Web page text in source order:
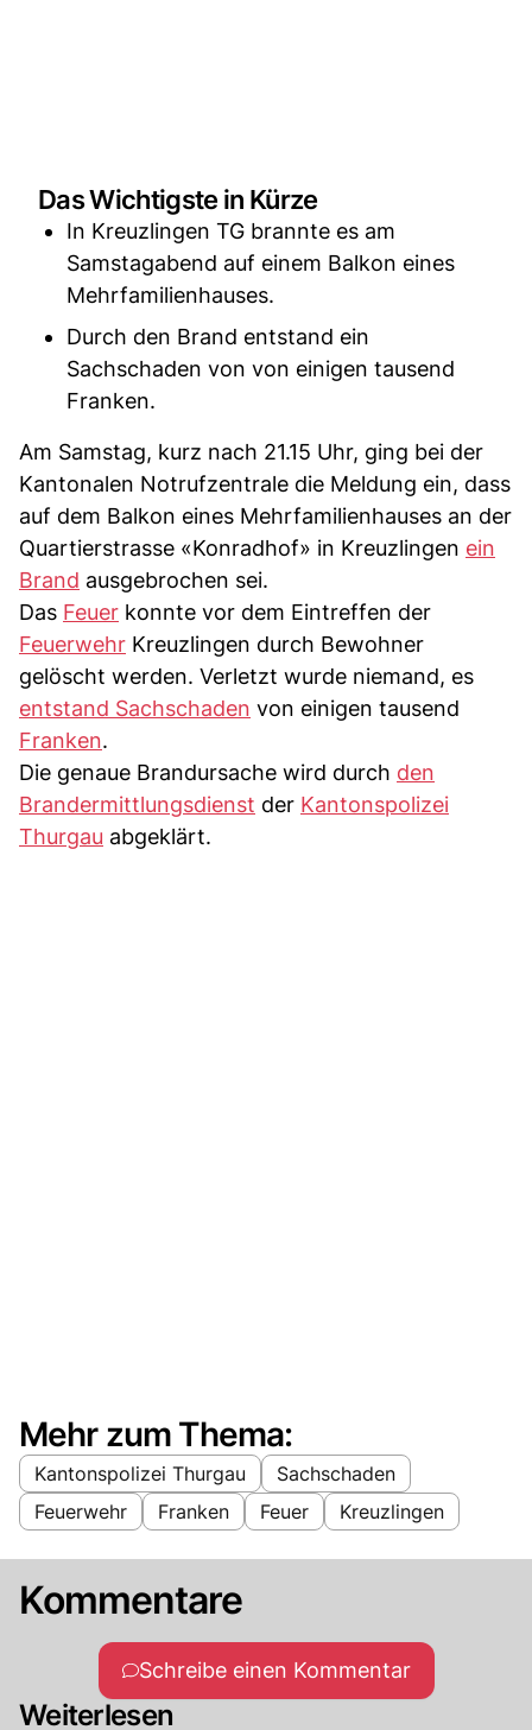
Das Wichtigste in Kürze
In Kreuzlingen TG brannte es am
Samstagabend auf einem Balkon eines
Mehrfamilienhauses.
Durch den Brand entstand ein
Sachschaden von von einigen tausend
Franken.
Am Samstag, kurz nach 21.15 Uhr, ging bei der
Kantonalen Notrufzentrale die Meldung ein, dass
auf dem Balkon eines Mehrfamilienhauses an der
Quartierstrasse «Konradhof» in Kreuzlingen ein
Brand ausgebrochen sei.
Das Feuer konnte vor dem Eintreffen der
Feuerwehr Kreuzlingen durch Bewohner
gelöscht werden. Verletzt wurde niemand, es
entstand Sachschaden von einigen tausend
Franken.
Die genaue Brandursache wird durch den
Brandermittlungsdienst der Kantonspolizei
Thurgau abgeklärt.
Mehr zum Thema:
Kantonspolizei Thurgau
Sachschaden
Feuerwehr
Franken Feuer Kreuzlingen
Kommentare
Schreibe einen Kommentar
Weiterlesen